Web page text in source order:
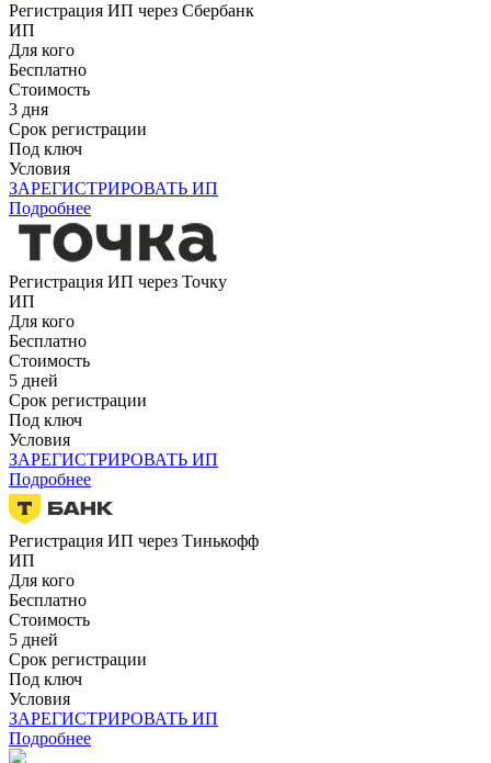
Регистрация ИП через Сбербанк
ИП
Для кого
Бесплатно
Стоимость
3 дня
Срок регистрации
Под ключ
Условия
ЗАРЕГИСТРИРОВАТЬ ИП
Подробнее
Регистрация ИП через Точку
ИП
Для кого
Бесплатно
Стоимость
5 дней
Срок регистрации
Под ключ
Условия
ЗАРЕГИСТРИРОВАТЬ ИП
Подробнее
Регистрация ИП через Тинькофф
ИП
Для кого
Бесплатно
Стоимость
5 дней
Срок регистрации
Под ключ
Условия
ЗАРЕГИСТРИРОВАТЬ ИП
Подробнее